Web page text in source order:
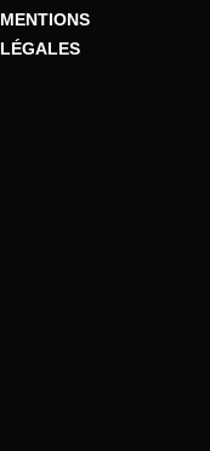
MENTIONS
LÉGALES